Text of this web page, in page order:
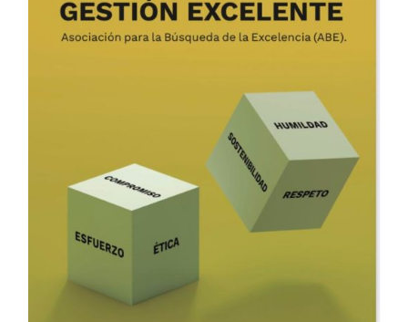
ADD TO CART / DETALLES